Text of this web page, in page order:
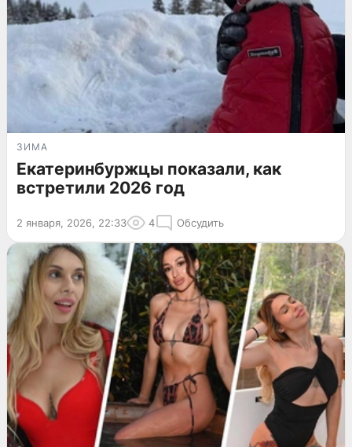
ЗИМА
Екатеринбуржцы показали, как
встретили 2026 год
2 января, 2026, 22:33 4 Обсудить